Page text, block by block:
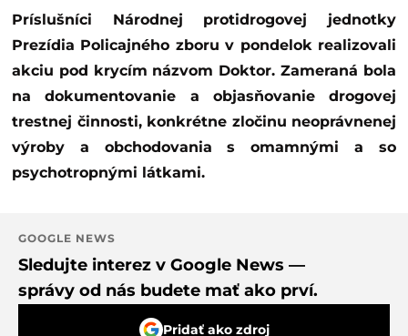
Príslušníci Národnej protidrogovej jednotky
Prezídia Policajného zboru v pondelok realizovali
akciu pod krycím názvom Doktor. Zameraná bola
na dokumentovanie a objasňovanie drogovej
trestnej činnosti, konkrétne zločinu neoprávnenej
výroby a obchodovania s omamnými a so
psychotropnými látkami.
GOOGLE NEWS
Sledujte interez v Google News —
správy od nás budete mať ako prví.
Pridať ako zdroj